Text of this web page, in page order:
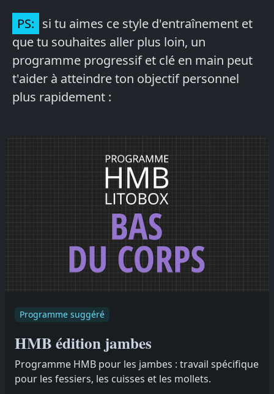
PS: si tu aimes ce style d'entraînement et
que tu souhaites aller plus loin, un
programme progressif et clé en main peut
t'aider à atteindre ton objectif personnel
plus rapidement :
Programme suggéré
HMB édition jambes
Programme HMB pour les jambes : travail spécifique
pour les fessiers, les cuisses et les mollets.